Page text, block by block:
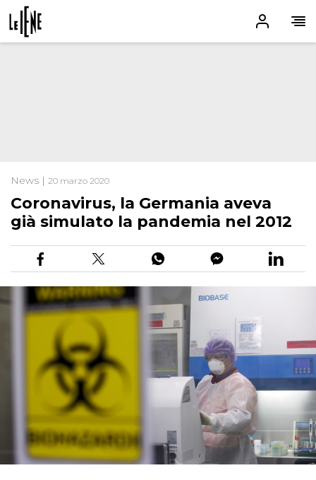
News | 20 marzo 2020
Coronavirus, la Germania aveva
già simulato la pandemia nel 2012